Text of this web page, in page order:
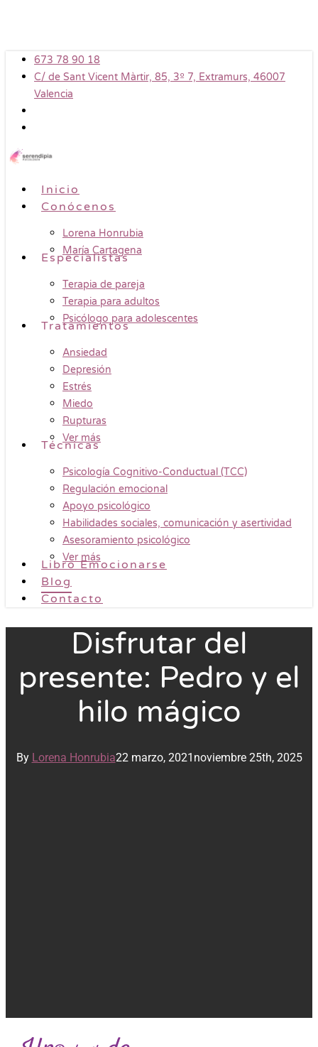
content673 78 90 18
C/ de Sant Vicent Màrtir, 85, 3º 7, Extramurs, 46007
Valencia
Menu
Inicio
Conócenos
Lorena Honrubia
María Cartagena
Especialistas
Terapia de pareja
Terapia para adultos
Psicólogo para adolescentes
Tratamientos
Ansiedad
Depresión
Estrés
Miedo
Rupturas
Ver más
Técnicas
Psicología Cognitivo-Conductual (TCC)
Regulación emocional
Apoyo psicológico
Habilidades sociales, comunicación y asertividad
Asesoramiento psicológico
Ver más
Libro Emocionarse
Blog
Contacto
Disfrutar del
presente: Pedro y el
hilo mágico
By Lorena Honrubia22 marzo, 2021 noviembre 25th, 2025